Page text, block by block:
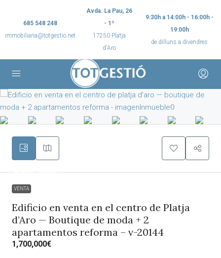
685 548 248
immobiliaria@totgestio.net
Avda. La Pau, 26
- 1º
17250 Platja
d'Aro
9:30h a 14:00h - 16:00h -
19:00h
de dilluns a divendres
VENTA
Edificio en venta en el centro de Platja
d’Aro — Boutique de moda + 2
apartamentos reforma – v-20144
1,700,000€